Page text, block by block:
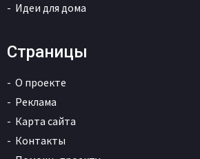
Идеи для дома
Страницы
О проекте
Реклама
Карта сайта
Контакты